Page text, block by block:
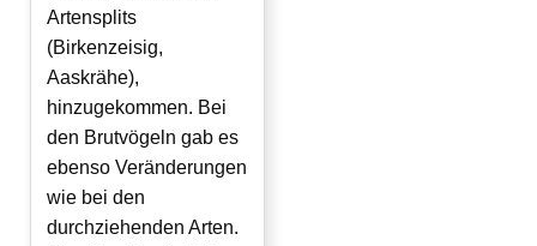
Artensplits
(Birkenzeisig,
Aaskrähe),
hinzugekommen. Bei
den Brutvögeln gab es
ebenso Veränderungen
wie bei den
durchziehenden Arten.